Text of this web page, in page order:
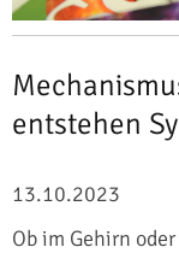
entstehen
13.10.2023
Ob im Gehirn